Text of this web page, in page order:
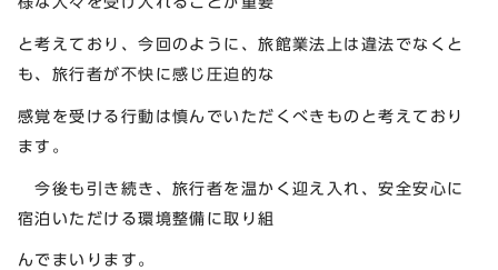
と考えており、今回のように、旅館業法上は違法でなくと
も、旅行者が不快に感じ圧迫的な
感覚を受ける行動は慎んでいただくべきものと考えており
ます。
今後も引き続き、旅行者を温かく迎え入れ、安全安心に
宿泊いただける環境整備に取り組
んでまいります。